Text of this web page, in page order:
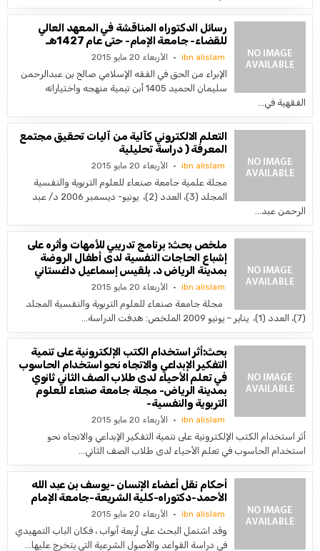
رسائل الدكتوراه المناقشة في المعهد العالي
للقضاء- جامعة الإمام- حتى عام 1427هـ
ibn alislam الأربعاء 20 مايو 2015
الإبراء من الحق في الفقه الإسلامي صالح بن عبدالرحمن
سليمان الحميد 1405 أبن تيمية منهجه واختياراته
الفقهية في…
التعلم الالكتروني كآلية من آليات تحقيق مجتمع
المعرفة ( دراسة تحليلية
ibn alislam الأربعاء 20 مايو 2015
مجلة علمية جامعة صنعاء للعلوم التربوية والنفسية
المجلد (3)، العدد (2)، يونيو- ديسمبر 2006 د/ عبد
الرحمن عبد…
ملخص بحث: برنامج تدريبي للأمهات وأثره على
إشباع الحاجات النفسية لدى أطفال الروضة
بمدينة الرياض د. بلقيس إسماعيل داغستاني
ibn alislam الأربعاء 20 مايو 2015
مجلة جامعة صنعاء للعلوم التربوية والنفسية المجلد
(7)، العدد (1)، يناير – يونيو 2009 الملخص: هدفت الدراسة…
بحث:أثر استخدام الكتب الإلكترونية على تنمية
التفكير الإبداعي والاتجاه نحو استخدام الحاسوب
في تعلم الأحياء لدى طلاب الصف الثاني ثانوي
بمدينة الرياض- مجلة جامعة صنعاء للعلوم
التربوية والنفسية-
ibn alislam الأربعاء 20 مايو 2015
أثر استخدام الكتب الإلكترونية على تنمية التفكير الإبداعي والاتجاه نحو
استخدام الحاسوب في تعلم الأحياء لدى طلاب الصف الثاني…
أحكام نقل أعضاء الإنسان -يوسف بن عبد الله
الأحمد-دكتوراه-كلية الشريعة-جامعة الإمام
ibn alislam الأربعاء 20 مايو 2015
وقد اشتمل البحث على أربعة أبواب ، فكان الباب التمهيدي
في دراسة القواعد والأصول الشرعية التي يتخرج عليها…